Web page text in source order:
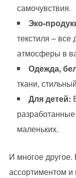
самочувствия.
Эко-
текстиля – все
атмосферы в
Одежда,
ткани,
Для детей:
маленьких.
И многое
ассортиментом и